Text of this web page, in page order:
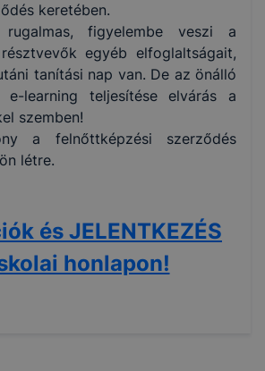
keretében.
figyelembe veszi a
egyéb elfoglaltságait,
tanítási nap van. De az önálló
e-learning teljesítése elvárás a
szemben!
a felnőttképzési szerződés
létre.
és JELENTKEZÉS
honlapon!